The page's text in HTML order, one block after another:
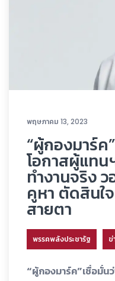
พฤษภาคม 13, 2023
“ผู้กองมาร์ค
โอกาสผู้แท
ทำงานจริง
คูหา ตัดสินใ
สายตา
พรรคพลังประชารัฐ ข่
“ผู้กองมาร์ค”เชื่อมั่น